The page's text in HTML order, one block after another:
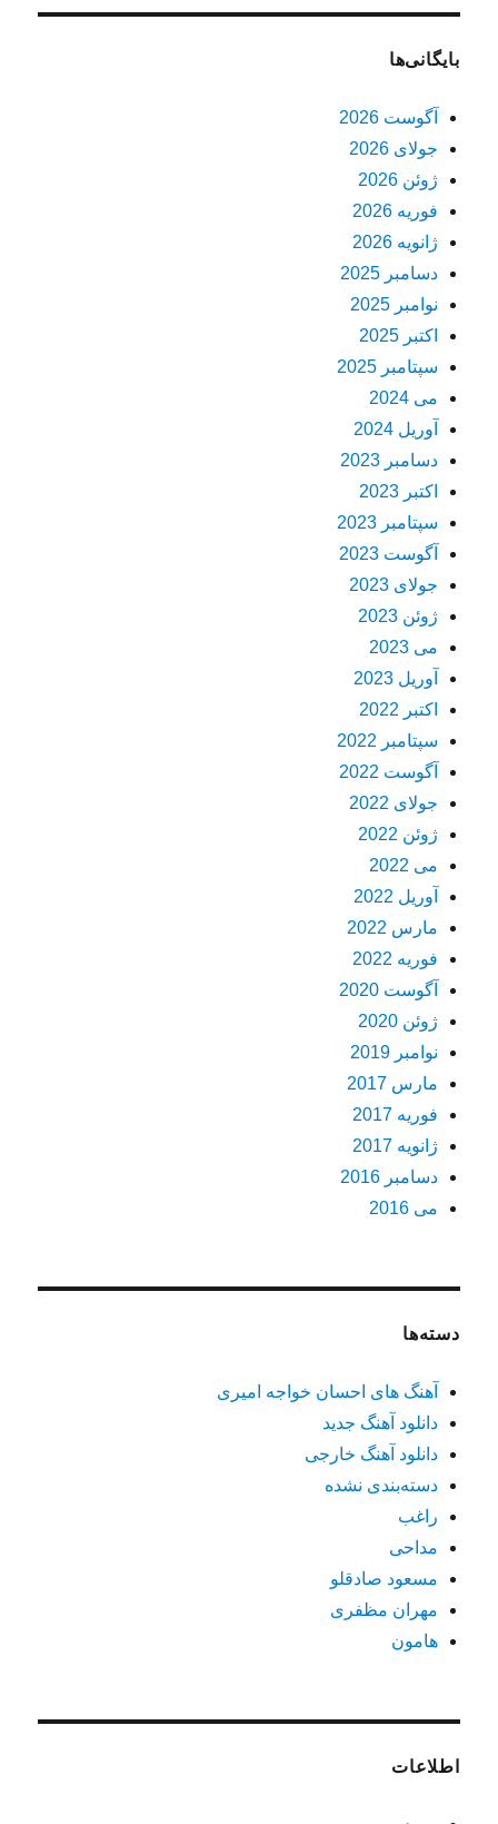
بایگانی‌ها
آگوست 2026
جولای 2026
ژوئن 2026
فوریه 2026
ژانویه 2026
دسامبر 2025
نوامبر 2025
اکتبر 2025
سپتامبر 2025
می 2024
آوریل 2024
دسامبر 2023
اکتبر 2023
سپتامبر 2023
آگوست 2023
جولای 2023
ژوئن 2023
می 2023
آوریل 2023
اکتبر 2022
سپتامبر 2022
آگوست 2022
جولای 2022
ژوئن 2022
می 2022
آوریل 2022
مارس 2022
فوریه 2022
آگوست 2020
ژوئن 2020
نوامبر 2019
مارس 2017
فوریه 2017
ژانویه 2017
دسامبر 2016
می 2016
دسته‌ها
آهنگ های احسان خواجه امیری
دانلود آهنگ جدید
دانلود آهنگ خارجی
دسته‌بندی نشده
راغب
مداحی
مسعود صادقلو
مهران مظفری
هامون
اطلاعات